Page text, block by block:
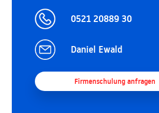
0521 20889 30
Daniel Ewald
Firmenschulung anfragen